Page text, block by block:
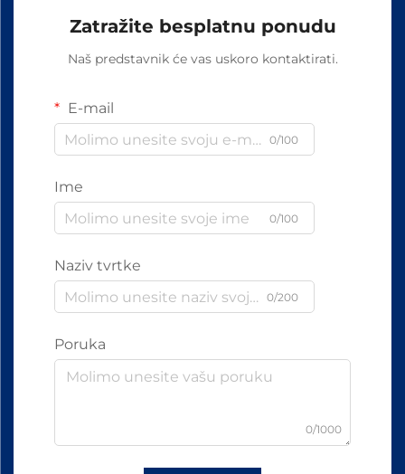
Zatražite besplatnu ponudu
Naš predstavnik će vas uskoro kontaktirati.
E-mail
0/100
Ime
0/100
Naziv tvrtke
0/200
Poruka
0/1000